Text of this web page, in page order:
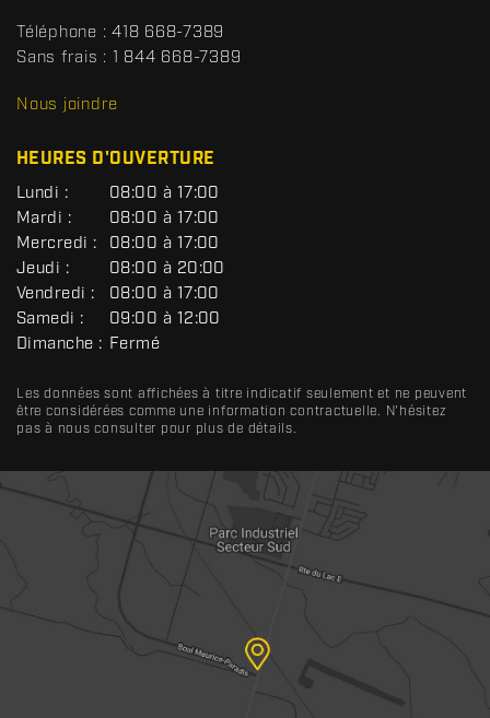
t
s
R
Téléphone : 418 668-7389
Sans frais : 1 844 668-7389
Nous joindre
HEURES D'OUVERTURE
G
É
N
É
R
A
L
Lundi :
08:00 à 17:00
Mardi :
08:00 à 17:00
Mercredi :
08:00 à 17:00
Jeudi :
08:00 à 20:00
Vendredi :
08:00 à 17:00
Samedi :
09:00 à 12:00
Dimanche : Fermé
Les données sont affichées à titre indicatif seulement et ne peuvent
être considérées comme une information contractuelle. N'hésitez
pas à nous consulter pour plus de détails.